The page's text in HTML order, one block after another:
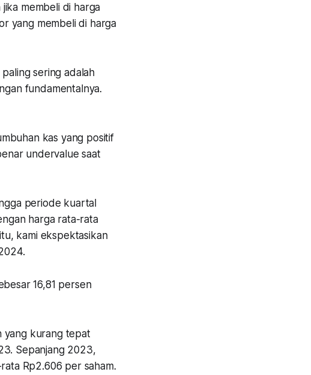
membeli di harga
yang membeli di harga
sering adalah
fundamentalnya.
kas yang positif
undervalue saat
periode kuartal
harga rata-rata
kami ekspektasikan
16,81 persen
yang kurang tepat
Sepanjang 2023,
Rp2.606 per saham.